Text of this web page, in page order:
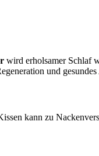
wird erholsamer Schlaf
und
kann zu